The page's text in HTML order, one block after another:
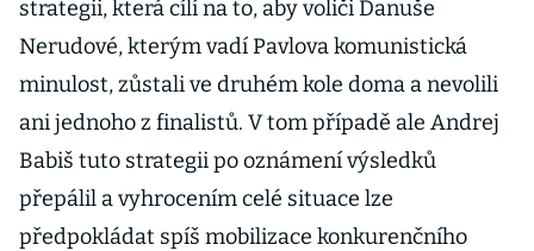
strategii, která cílí na to, aby voliči Danuše
Nerudové, kterým vadí Pavlova komunistická
minulost, zůstali ve druhém kole doma a nevolili
ani jednoho z finalistů. V tom případě ale Andrej
Babiš tuto strategii po oznámení výsledků
přepálil a vyhrocením celé situace lze
předpokládat spíš mobilizace konkurenčního